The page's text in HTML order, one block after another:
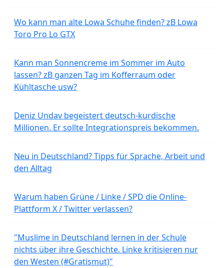
Wo kann man alte Lowa Schuhe finden? zB Lowa
Toro Pro Lo GTX
Kann man Sonnencreme im Sommer im Auto
lassen? zB ganzen Tag im Kofferraum oder
Kühltasche usw?
Deniz Undav begeistert deutsch-kurdische
Millionen. Er sollte Integrationspreis bekommen.
Neu in Deutschland? Tipps für Sprache, Arbeit und
den Alltag
Warum haben Grüne / Linke / SPD die Online-
Plattform X / Twitter verlassen?
"Muslime in Deutschland lernen in der Schule
nichts über ihre Geschichte. Linke kritisieren nur
den Westen (#Gratismut)"